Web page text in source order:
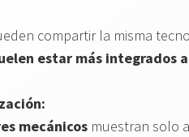
compartir la misma
estar más integrados
mecánicos muestran solo